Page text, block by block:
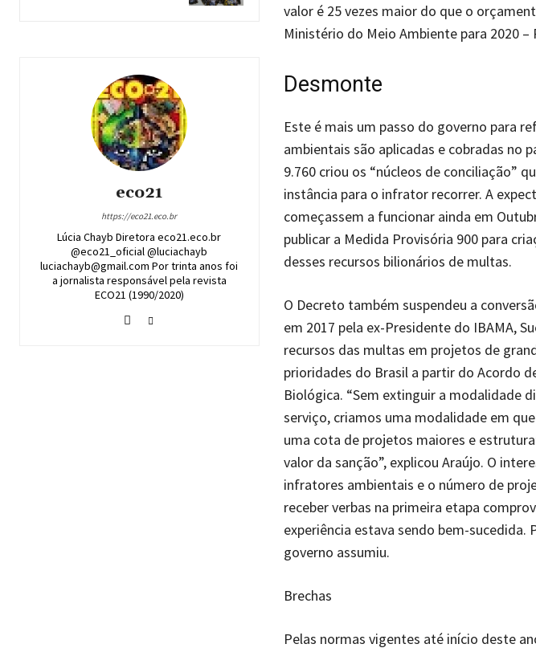
eco21
https://eco21.eco.br
Lúcia Chayb Diretora eco21.eco.br
@eco21_oficial @luciachayb
luciachayb@gmail.com Por trinta anos foi
a jornalista responsável pela revista
ECO21 (1990/2020)
valor é 25 vezes maior do que o
Ministério do Meio Ambiente para 2020 –
Desmonte
Este é mais um passo do governo para
ambientais são aplicadas e cobradas no
9.760 criou os “núcleos de conciliação”
instância para o infrator recorrer. A
começassem a funcionar ainda em
publicar a Medida Provisória 900 para
desses recursos bilionários de multas.
O Decreto também suspendeu a
em 2017 pela ex-Presidente do IBAMA,
recursos das multas em projetos de
prioridades do Brasil a partir do Acordo
Biológica. “Sem extinguir a modalidade
serviço, criamos uma modalidade em
uma cota de projetos maiores e
valor da sanção”, explicou Araújo. O
infratores ambientais e o número de
receber verbas na primeira etapa
experiência estava sendo bem-
governo assumiu.
Brechas
Pelas normas vigentes até início deste